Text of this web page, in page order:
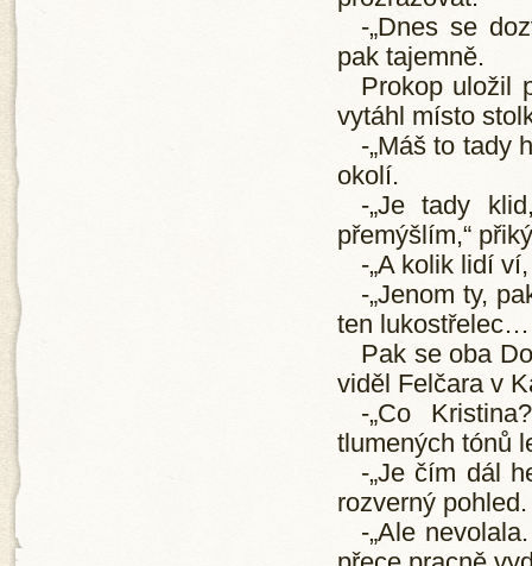
-„Dnes se
pak tajemně.
Prokop uložil
vytáhl místo
-„Máš to tady
okolí.
-„Je tady
přemýšlím,“
-„A kolik lidí
-„Jenom ty,
ten lukostřelec…
Pak se oba
viděl Felčara v
-„Co
tlumených tónů
-„Je čím dál
rozverný pohled.
-„Ale